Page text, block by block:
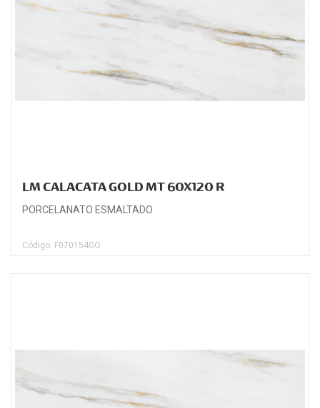
LM CALACATA GOLD MT 60X120 R
PORCELANATO ESMALTADO
Código: F070154GO